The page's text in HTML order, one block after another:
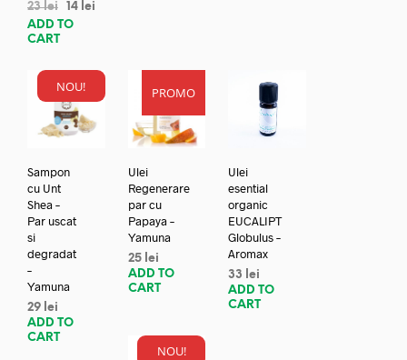
23lei 14 lei
ADD TO
CART
NOU!
Sampon
cu Unt
Shea –
Par uscat
si
degradat
–
Yamuna
29 lei
ADD TO
CART
PROMO
Ulei
Regenerare
par cu
Papaya –
Yamuna
25 lei
ADD TO
CART
Ulei
esential
organic
EUCALIPT
Globulus –
Aromax
33
lei
ADD TO
CART
NOU!